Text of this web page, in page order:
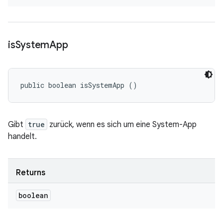
isSystemApp
public boolean isSystemApp ()
Gibt true zurück, wenn es sich um eine System-App
handelt.
Returns
boolean